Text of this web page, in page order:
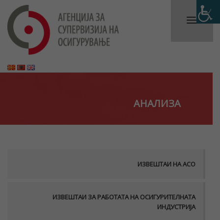
АНАЛИЗА
ИЗВЕШТАИ НА АСО
ИЗВЕШТАИ ЗА РАБОТАТА НА ОСИГУРИТЕЛНАТА
ИНДУСТРИЈА